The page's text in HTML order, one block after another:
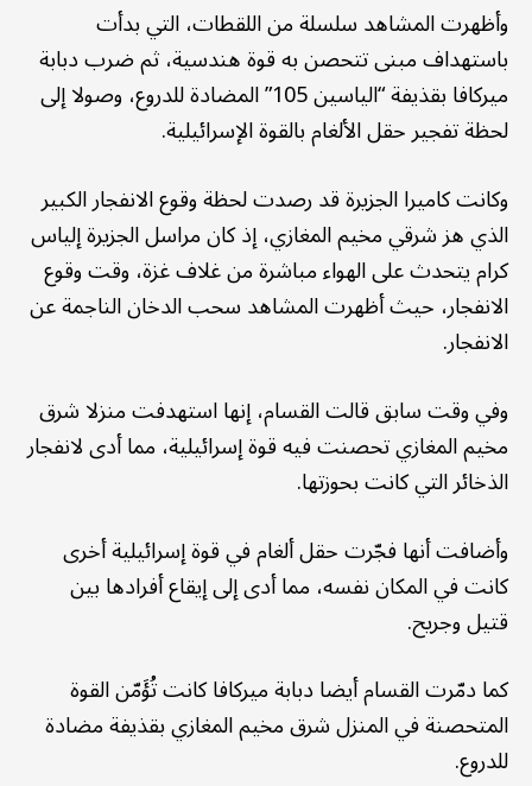
وأظهرت المشاهد سلسلة من اللقطات، التي بدأت
باستهداف مبنى تتحصن به قوة هندسية، ثم ضرب دبابة
ميركافا بقذيفة “الياسين 105” المضادة للدروع، وصولا إلى
لحظة تفجير حقل الألغام بالقوة الإسرائيلية.
وكانت كاميرا الجزيرة قد رصدت لحظة وقوع الانفجار الكبير
الذي هز شرقي مخيم المغازي، إذ كان مراسل الجزيرة إلياس
كرام يتحدث على الهواء مباشرة من غلاف غزة، وقت وقوع
الانفجار، حيث أظهرت المشاهد سحب الدخان الناجمة عن
الانفجار.
وفي وقت سابق قالت القسام، إنها استهدفت منزلا شرق
مخيم المغازي تحصنت فيه قوة إسرائيلية، مما أدى لانفجار
الذخائر التي كانت بحوزتها.
وأضافت أنها فجّرت حقل ألغام في قوة إسرائيلية أخرى
كانت في المكان نفسه، مما أدى إلى إيقاع أفرادها بين
قتيل وجريح.
كما دمّرت القسام أيضا دبابة ميركافا كانت تُؤَمّن القوة
المتحصنة في المنزل شرق مخيم المغازي بقذيفة مضادة
للدروع.